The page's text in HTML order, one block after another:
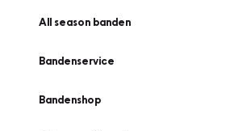
All season banden
Bandenservice
Bandenshop